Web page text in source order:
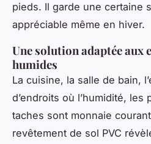
pieds. Il garde une certaine
appréciable même en hiver.
Une solution adaptée aux
humides
La cuisine, la salle de bain,
d’endroits où l’humidité, les
taches sont monnaie
revêtement de sol PVC